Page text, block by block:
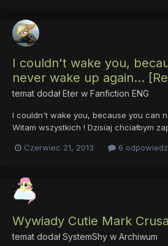
I couldn't wake you,
never wake up again...
temat dodałEter w Fanfiction ENG
I couldn't wake you, because you can
Witam wszystkich ! Dzisiaj chciałbym
przedstawić ( w końcu nie każdy musiał
Czerwiec 21, 2013 6
Wywiady Cutie Mark
temat dodałSystemShy w Archiwum